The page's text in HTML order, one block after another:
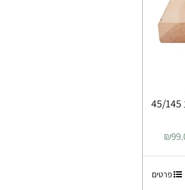
עץ אורן מוקצע 45/145
₪
עד
פרטים